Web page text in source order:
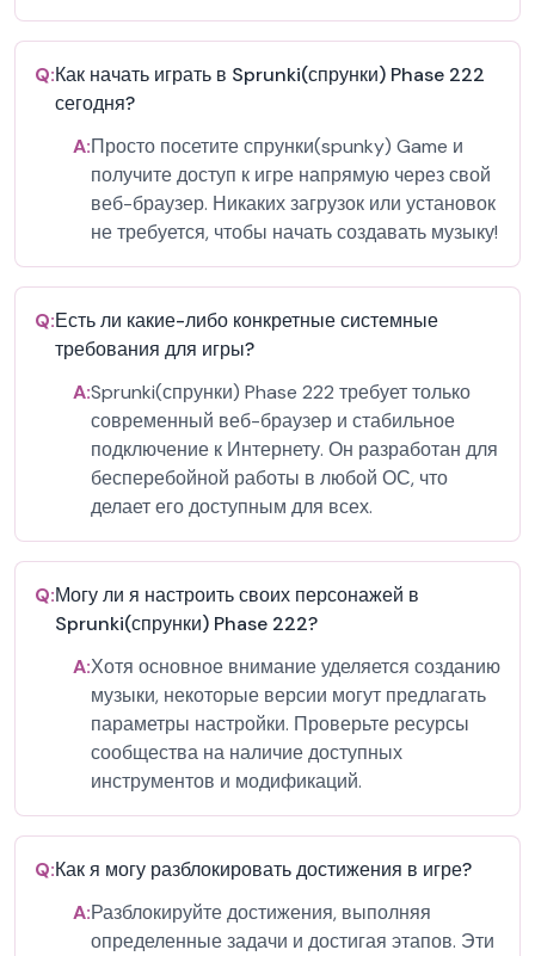
Q:Как начать играть в Sprunki(спрунки) Phase 222
сегодня?
A:Просто посетите спрунки(spunky) Game и
получите доступ к игре напрямую через свой
веб-браузер. Никаких загрузок или установок
не требуется, чтобы начать создавать музыку!
Q:Есть ли какие-либо конкретные системные
требования для игры?
A:Sprunki(спрунки) Phase 222 требует только
современный веб-браузер и стабильное
подключение к Интернету. Он разработан для
бесперебойной работы в любой ОС, что
делает его доступным для всех.
Q:Могу ли я настроить своих персонажей в
Sprunki(спрунки) Phase 222?
A:Хотя основное внимание уделяется созданию
музыки, некоторые версии могут предлагать
параметры настройки. Проверьте ресурсы
сообщества на наличие доступных
инструментов и модификаций.
Q:Как я могу разблокировать достижения в игре?
A:Разблокируйте достижения, выполняя
определенные задачи и достигая этапов. Эти